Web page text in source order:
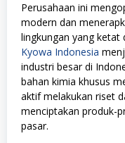
Perusahaan ini
modern dan
lingkungan yang ketat
Kyowa Indonesia
industri besar di
bahan kimia khusus
aktif melakukan riset
menciptakan produk-
pasar.